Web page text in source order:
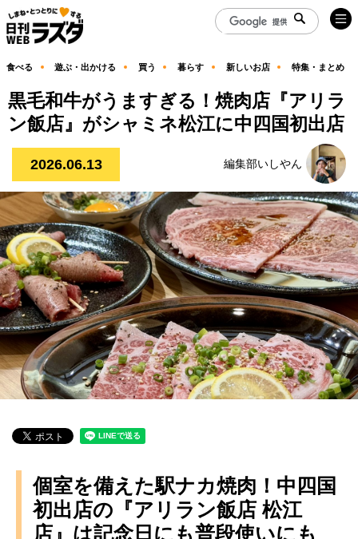
食べる 遊ぶ・出かける 買う 暮らす 新しいお店 特集・まとめ
黒毛和牛がうますぎる！焼肉店『アリラ
ン飯店』がシャミネ松江に中四国初出店
2026.06.13 編集部いしやん
個室を備えた駅ナカ焼肉！中四国
初出店の『アリラン飯店 松江
店』は記念日にも普段使いにも